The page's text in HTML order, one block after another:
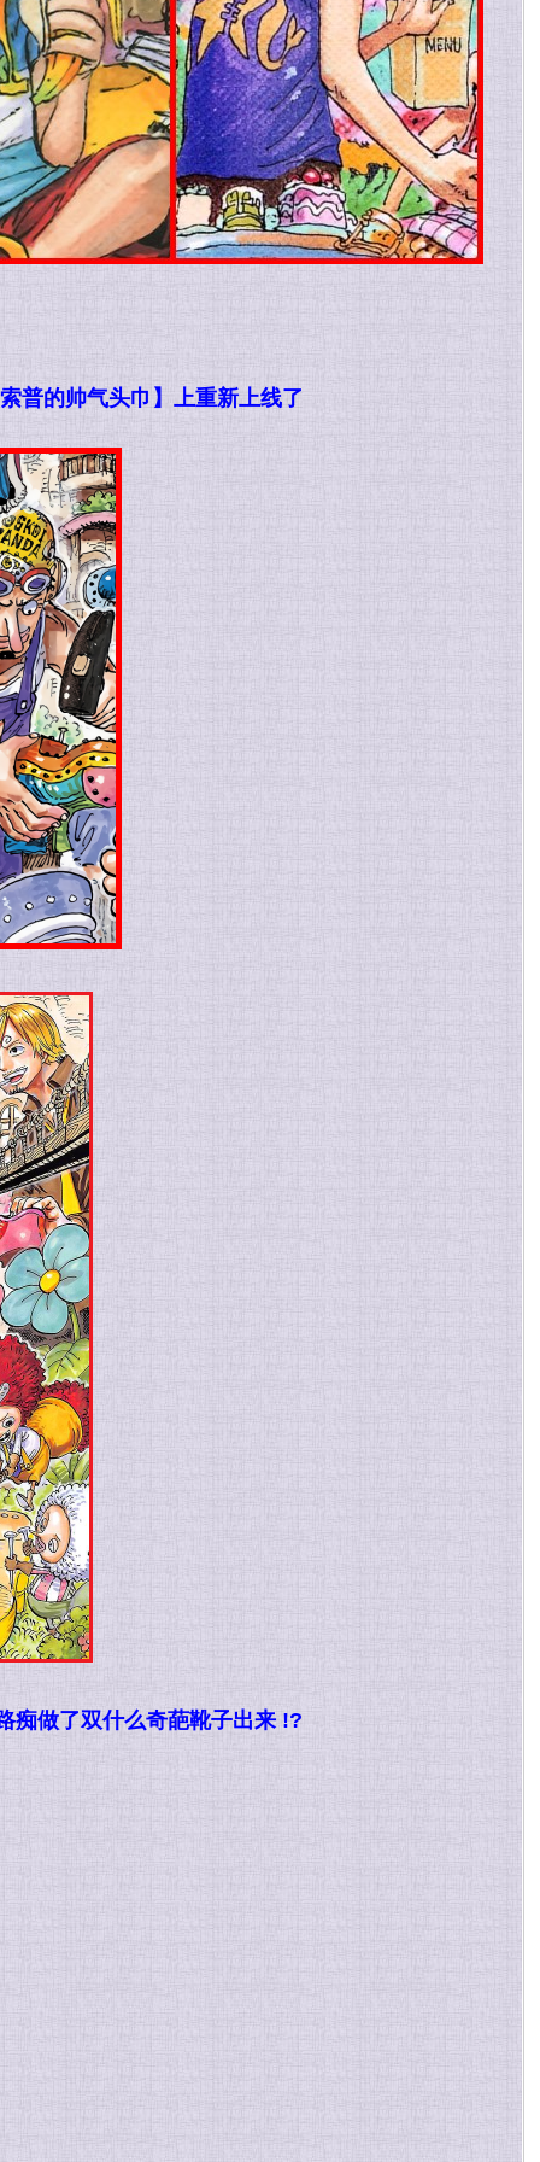
普的帅气头巾】上重新上线了
痴做了双什么奇葩靴子出来 !?